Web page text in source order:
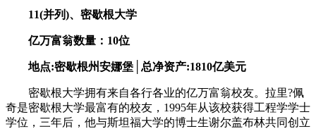
11(并列)、密歇根大学
亿万富翁数量：10位
地点:密歇根州安娜堡│总净资产:1810亿美元
密歇根大学拥有来自各行各业的亿万富翁校友。拉里?佩
奇是密歇根大学最富有的校友，1995年从该校获得工程学学士
学位，三年后，他与斯坦福大学的博士生谢尔盖布林共同创立